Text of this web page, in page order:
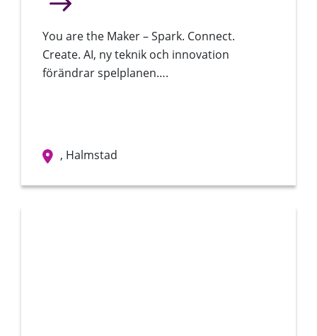
You are the Maker – Spark. Connect.
Create. AI, ny teknik och innovation
förändrar spelplanen….
, Halmstad